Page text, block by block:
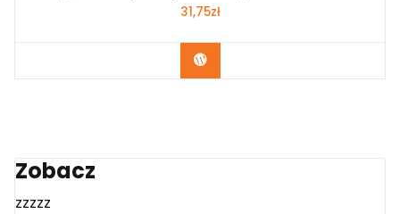
31,75zł
Zobacz
Zobacz
zzzzz